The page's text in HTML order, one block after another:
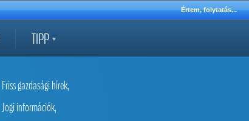
Értem, folytatás...
TIPP
Friss gazdasági hírek,
Jogi információk,